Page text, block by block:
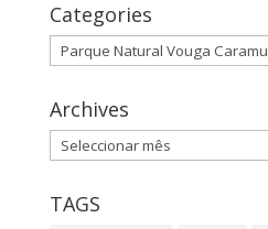
Categories
Categories
Archives
Archives
TAGS